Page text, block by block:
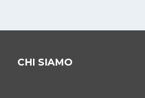
CHI SIAMO